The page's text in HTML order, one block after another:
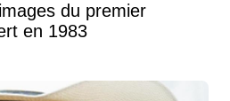
du premier
en 1983